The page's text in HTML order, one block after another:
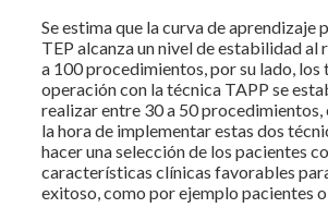
Se estima que la curva de aprendizaje
TEP alcanza un nivel de estabilidad al
a 100 procedimientos, por su lado, los
operación con la técnica TAPP se
realizar entre 30 a 50 procedimientos,
la hora de implementar estas dos
hacer una selección de los pacientes
características clínicas favorables
exitoso, como por ejemplo pacientes